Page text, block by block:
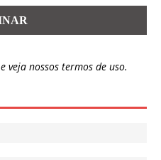
e veja nossos termos de uso.